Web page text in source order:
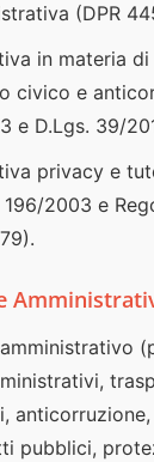
(DPR
in materia di
civico e
e D.Lgs. 39/
privacy e
196/2003 e
pubblici,